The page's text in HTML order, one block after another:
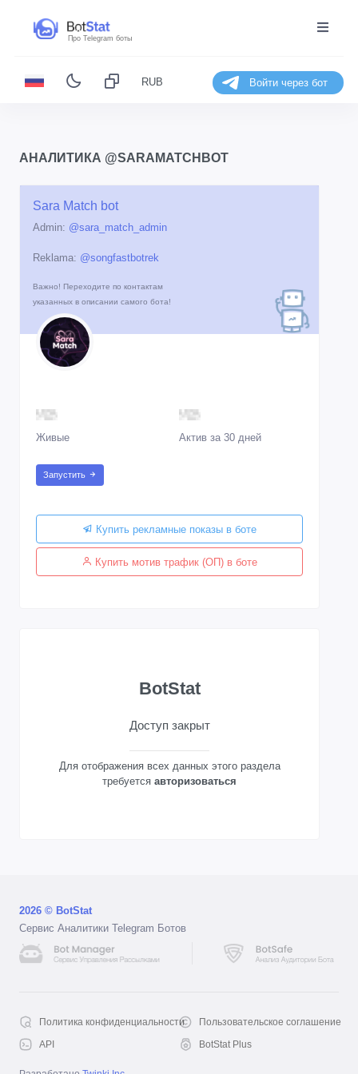
Про Telegram боты
RUB Войти через бот
АНАЛИТИКА @SARAMATCHBOT
Sara Match bot
Admin: @sara_match_admin
Reklama: @songfastbotrek
Важно! Переходите по контактам
указанных в описании самого бота!
Живые Актив за 30 дней
Запустить
Купить рекламные показы в боте
Купить мотив трафик (ОП) в боте
BotStat
Доступ закрыт
Для отображения всех данных этого раздела
требуется авторизоваться
2026 © BotStat
Сервис Аналитики Telegram Ботов
Политика конфиденциальности
Пользовательское соглашение
API
BotStat Plus